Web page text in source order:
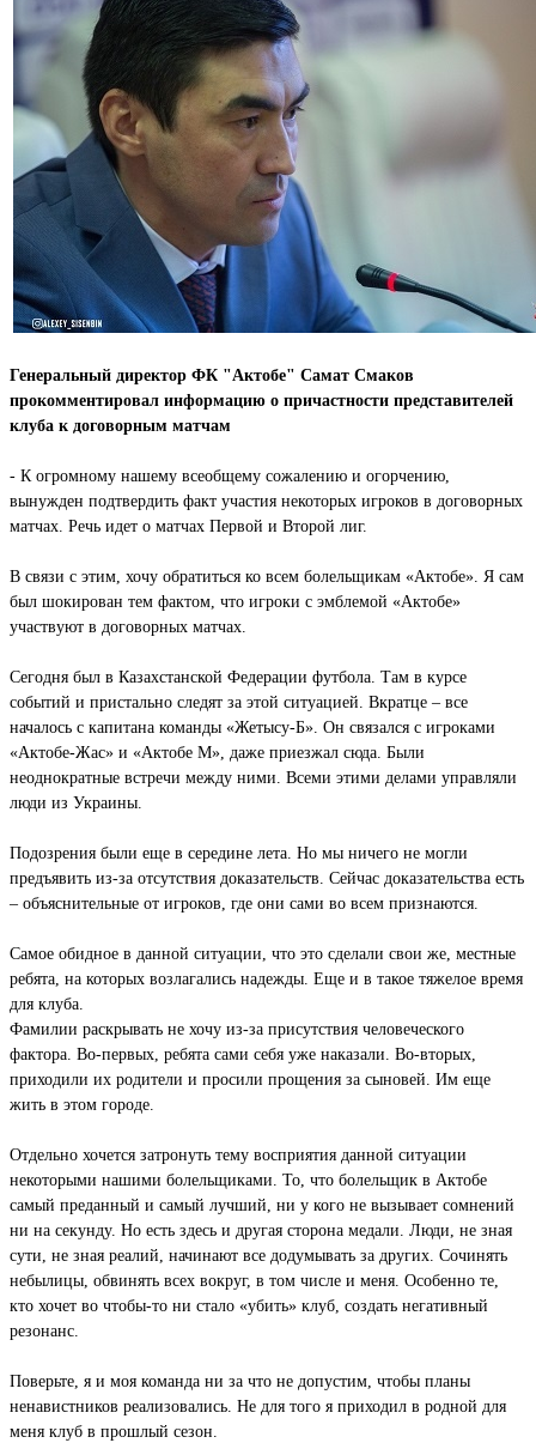
Генеральный директор ФК "Актобе" Самат Смаков
прокомментировал информацию о причастности представителей
клуба к договорным матчам
- К огромному нашему всеобщему сожалению и огорчению,
вынужден подтвердить факт участия некоторых игроков в договорных
матчах. Речь идет о матчах Первой и Второй лиг.
В связи с этим, хочу обратиться ко всем болельщикам «Актобе». Я сам
был шокирован тем фактом, что игроки с эмблемой «Актобе»
участвуют в договорных матчах.
Сегодня был в Казахстанской Федерации футбола. Там в курсе
событий и пристально следят за этой ситуацией. Вкратце – все
началось с капитана команды «Жетысу-Б». Он связался с игроками
«Актобе-Жас» и «Актобе М», даже приезжал сюда. Были
неоднократные встречи между ними. Всеми этими делами управляли
люди из Украины.
Подозрения были еще в середине лета. Но мы ничего не могли
предъявить из-за отсутствия доказательств. Сейчас доказательства есть
– объяснительные от игроков, где они сами во всем признаются.
Самое обидное в данной ситуации, что это сделали свои же, местные
ребята, на которых возлагались надежды. Еще и в такое тяжелое время
для клуба.
Фамилии раскрывать не хочу из-за присутствия человеческого
фактора. Во-первых, ребята сами себя уже наказали. Во-вторых,
приходили их родители и просили прощения за сыновей. Им еще
жить в этом городе.
Отдельно хочется затронуть тему восприятия данной ситуации
некоторыми нашими болельщиками. То, что болельщик в Актобе
самый преданный и самый лучший, ни у кого не вызывает сомнений
ни на секунду. Но есть здесь и другая сторона медали. Люди, не зная
сути, не зная реалий, начинают все додумывать за других. Сочинять
небылицы, обвинять всех вокруг, в том числе и меня. Особенно те,
кто хочет во чтобы-то ни стало «убить» клуб, создать негативный
резонанс.
Поверьте, я и моя команда ни за что не допустим, чтобы планы
ненавистников реализовались. Не для того я приходил в родной для
меня клуб в прошлый сезон.